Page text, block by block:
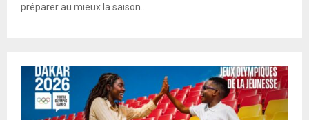
préparer au mieux la saison...